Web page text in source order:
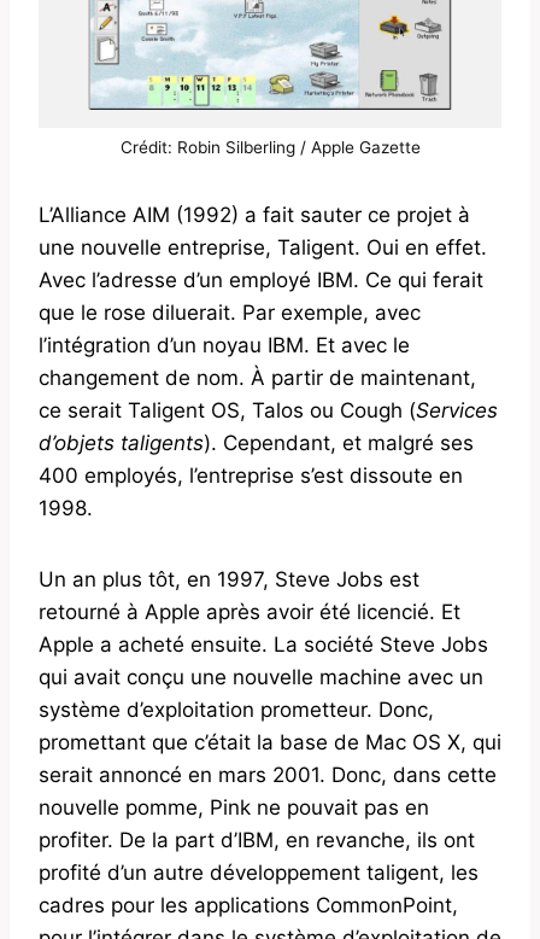
Crédit: Robin Silberling / Apple Gazette
L’Alliance AIM (1992) a fait sauter ce projet à
une nouvelle entreprise, Taligent. Oui en effet.
Avec l’adresse d’un employé IBM. Ce qui ferait
que le rose diluerait. Par exemple, avec
l’intégration d’un noyau IBM. Et avec le
changement de nom. À partir de maintenant,
ce serait Taligent OS, Talos ou Cough (Services
d’objets taligents). Cependant, et malgré ses
400 employés, l’entreprise s’est dissoute en
1998.
Un an plus tôt, en 1997, Steve Jobs est
retourné à Apple après avoir été licencié. Et
Apple a acheté ensuite. La société Steve Jobs
qui avait conçu une nouvelle machine avec un
système d’exploitation prometteur. Donc,
promettant que c’était la base de Mac OS X, qui
serait annoncé en mars 2001. Donc, dans cette
nouvelle pomme, Pink ne pouvait pas en
profiter. De la part d’IBM, en revanche, ils ont
profité d’un autre développement taligent, les
cadres pour les applications CommonPoint,